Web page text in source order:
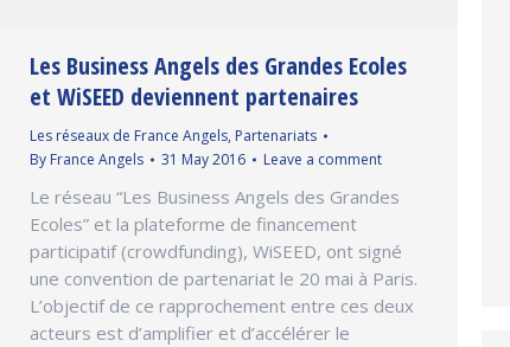
Les Business Angels des Grandes Ecoles
et WiSEED deviennent partenaires
Les réseaux de France Angels, Partenariats
By France Angels 31 May 2016 Leave a comment
Le réseau “Les Business Angels des Grandes
Ecoles” et la plateforme de financement
participatif (crowdfunding), WiSEED, ont signé
une convention de partenariat le 20 mai à Paris.
L’objectif de ce rapprochement entre ces deux
acteurs est d’amplifier et d’accélérer le